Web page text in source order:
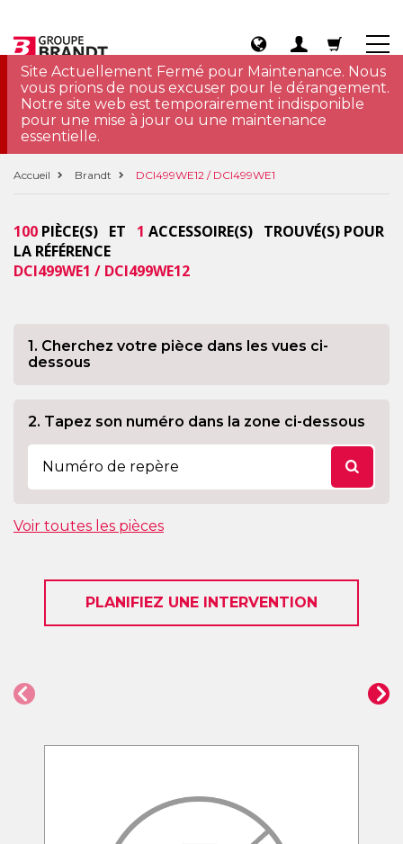
Site Actuellement Fermé pour Maintenance. Nous
vous prions de nous excuser pour le dérangement.
Notre site web est temporairement indisponible
pour une mise à jour ou une maintenance
essentielle.
Accueil Brandt DCI499WE12 / DCI499WE1
100 PIÈCE(S) ET 1 ACCESSOIRE(S) TROUVÉ(S) POUR
LA RÉFÉRENCE
DCI499WE1 / DCI499WE12
1. Cherchez votre pièce dans les vues ci-
dessous
2. Tapez son numéro dans la zone ci-dessous
Voir toutes les pièces
PLANIFIEZ UNE INTERVENTION